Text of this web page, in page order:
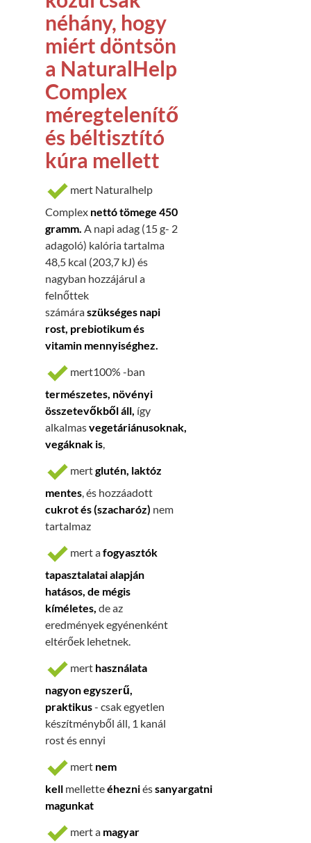
néhány, hogy
miért döntsön
a NaturalHelp
Complex
méregtelenítő
és béltisztító
kúra mellett
mert Naturalhelp
Complex nettó tömege 450
gramm. A napi adag (15 g- 2
adagoló) kalória tartalma
48,5 kcal (203,7 kJ) és
nagyban hozzájárul a
felnőttek
számáraszükséges napi
rost, prebiotikum és
vitamin mennyiséghez.
mert100% -ban
természetes, növényi
összetevőkből áll, így
alkalmasvegetáriánusoknak,
vegáknak is,
mertglutén, laktóz
mentes, és hozzáadott
cukrot és (szacharóz) nem
tartalmaz
mert afogyasztók
tapasztalatai alapján
hatásos, de mégis
kíméletes, deaz
eredmények egyénenként
eltérőek lehetnek.
mert használata
nagyon egyszerű,
praktikus- csak egyetlen
készítményből áll, 1 kanál
rost és ennyi
mert nem
kell melletteéhezniéssanyargatni
magunkat
mert a magyar